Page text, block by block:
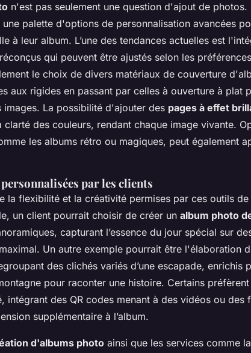
n'est pas seulement une question d'ajout de photos.
palette d'options de personnalisation avancées
à leur album. L’une des tendances actuelles est
qui peuvent être ajustés selon les préférences
le choix de divers matériaux de couverture
aux rigides en passant par celles à ouverture à plat
images. La possibilité d'ajouter des pages à effet
des couleurs, rendant chaque image vivante.
les albums rétro ou magiques, peut également
par les clients
la flexibilité et la créativité permises par ces outils de
un client pourrait choisir de créer un album photo
capturant l’essence du jour spécial sur
Un autre exemple pourrait être l'élaboration
des clichés variés d’une escapade, enrichis
pour raconter une histoire. Certains
intégrant des QR codes menant à des vidéos ou des
supplémentaire à l’album.
d'albums photo ainsi que les services comme la